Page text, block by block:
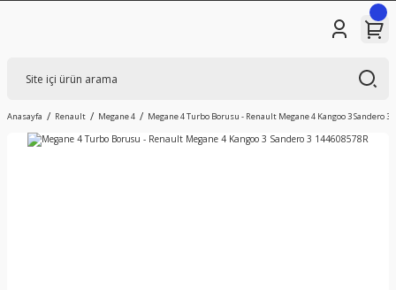
Anasayfa Renault Megane 4 Megane 4 Turbo Borusu - Renault Megane 4 Kangoo 3 Sandero 3